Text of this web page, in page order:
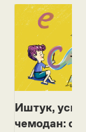
Иштук,
чемодан: